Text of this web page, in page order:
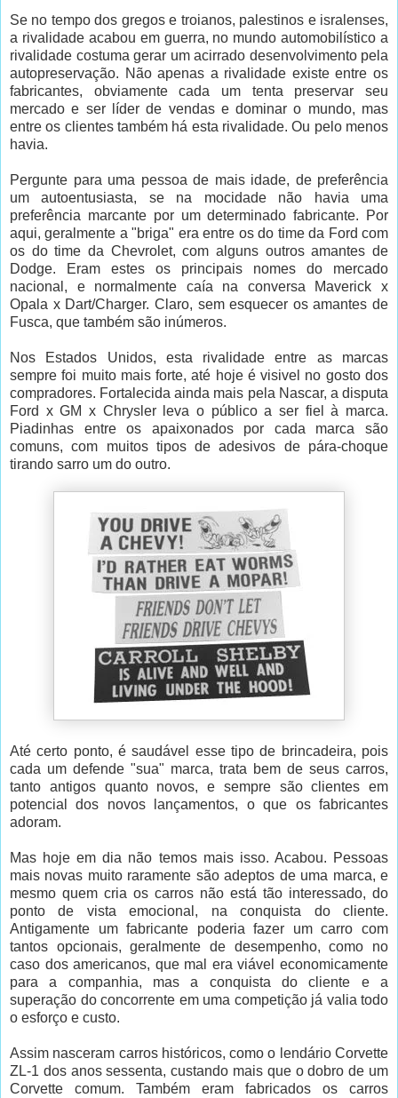
Se no tempo dos gregos e troianos, palestinos e isralenses,
a rivalidade acabou em guerra, no mundo automobilístico a
rivalidade costuma gerar um acirrado desenvolvimento pela
autopreservação. Não apenas a rivalidade existe entre os
fabricantes, obviamente cada um tenta preservar seu
mercado e ser líder de vendas e dominar o mundo, mas
entre os clientes também há esta rivalidade. Ou pelo menos
havia.
Pergunte para uma pessoa de mais idade, de preferência
um autoentusiasta, se na mocidade não havia uma
preferência marcante por um determinado fabricante. Por
aqui, geralmente a "briga" era entre os do time da Ford com
os do time da Chevrolet, com alguns outros amantes de
Dodge. Eram estes os principais nomes do mercado
nacional, e normalmente caía na conversa Maverick x
Opala x Dart/Charger. Claro, sem esquecer os amantes de
Fusca, que também são inúmeros.
Nos Estados Unidos, esta rivalidade entre as marcas
sempre foi muito mais forte, até hoje é visivel no gosto dos
compradores. Fortalecida ainda mais pela Nascar, a disputa
Ford x GM x Chrysler leva o público a ser fiel à marca.
Piadinhas entre os apaixonados por cada marca são
comuns, com muitos tipos de adesivos de pára-choque
tirando sarro um do outro.
Até certo ponto, é saudável esse tipo de brincadeira, pois
cada um defende "sua" marca, trata bem de seus carros,
tanto antigos quanto novos, e sempre são clientes em
potencial dos novos lançamentos, o que os fabricantes
adoram.
Mas hoje em dia não temos mais isso. Acabou. Pessoas
mais novas muito raramente são adeptos de uma marca, e
mesmo quem cria os carros não está tão interessado, do
ponto de vista emocional, na conquista do cliente.
Antigamente um fabricante poderia fazer um carro com
tantos opcionais, geralmente de desempenho, como no
caso dos americanos, que mal era viável economicamente
para a companhia, mas a conquista do cliente e a
superação do concorrente em uma competição já valia todo
o esforço e custo.
Assim nasceram carros históricos, como o lendário Corvette
ZL-1 dos anos sessenta, custando mais que o dobro de um
Corvette comum. Também eram fabricados os carros